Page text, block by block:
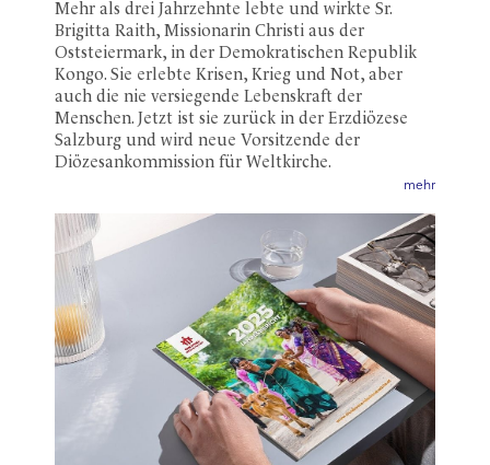
Mehr als drei Jahrzehnte lebte und wirkte Sr.
Brigitta Raith, Missionarin Christi aus der
Oststeiermark, in der Demokratischen Republik
Kongo. Sie erlebte Krisen, Krieg und Not, aber
auch die nie versiegende Lebenskraft der
Menschen. Jetzt ist sie zurück in der Erzdiözese
Salzburg und wird neue Vorsitzende der
Diözesankommission für Weltkirche.
mehr